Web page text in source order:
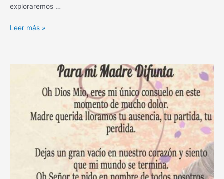
exploraremos …
Oraciones
Fortaleza
Leer más »